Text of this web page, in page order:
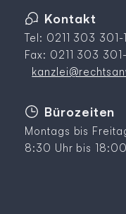
Kontakt
Tel: 0211 303 301-
Fax: 0211 303
Bürozeiten
Montags bis
8:30 Uhr bis